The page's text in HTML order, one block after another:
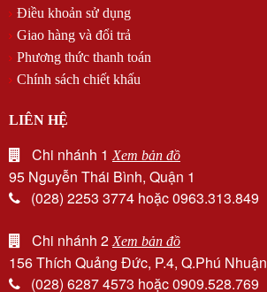
Điều khoản sử dụng
Giao hàng và đổi trả
Phương thức thanh toán
Chính sách chiết khấu
LIÊN HỆ
Chi nhánh 1Xem bản đồ
95 Nguyễn Thái Bình, Quận 1
(028) 2253 3774 hoặc 0963.313.849
Chi nhánh 2Xem bản đồ
156 Thích Quảng Đức, P.4, Q.Phú Nhuận
(028) 6287 4573 hoặc 0909.528.769